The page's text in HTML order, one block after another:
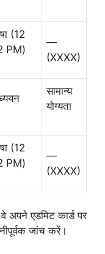
(12
PM)
—
(XXXX)
सामान्य
योग्यता
(12
PM)
—
(XXXX)
अपने एडमिट कार्ड पर
जांच करें।